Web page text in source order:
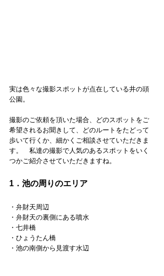
実は色々な撮影スポットが点在している井の頭
公園。
撮影のご依頼を頂いた場合、どのスポットをご
希望されるお聞きして、どのルートをたどって
歩いて行くか、細かくご相談させていただきま
す。　私達の撮影で人気のあるスポットをいく
つかご紹介させていただきますね。
1．池の周りのエリア
・弁財天周辺
・弁財天の裏側にある噴水
・七井橋
・ひょうたん橋
・池の南側から見渡す水辺